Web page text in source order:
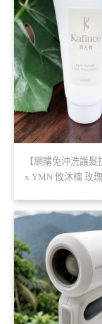
【網購免沖洗護
x YMN 攸沐橣 玫